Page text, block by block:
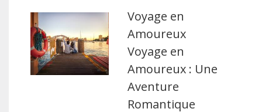
Voyage en
Amoureux
Voyage en
Amoureux : Une
Aventure
Romantique